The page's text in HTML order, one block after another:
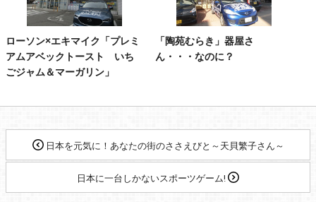
ローソン×エキマイク「プレミ
アムアベックトースト いち
ごジャム＆マーガリン」
「陶苑むらき」器屋さ
ん・・・なのに？
日本を元気に！あなたの街のささえびと～天貝繁子さん～
日本に一台しかないスポーツゲーム!